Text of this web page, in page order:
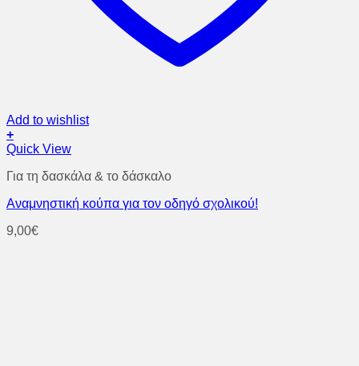
Add to wishlist
+
Quick View
Για τη δασκάλα & το δάσκαλο
Αναμνηστική κούπα για τον οδηγό σχολικού!
9,00€